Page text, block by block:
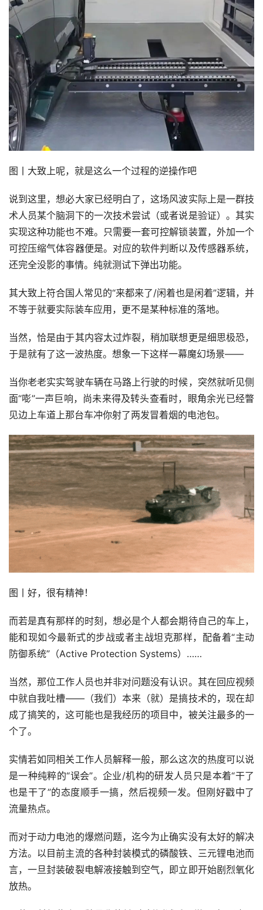
图丨大致上呢，就是这么一个过程的逆操作吧
说到这里，想必大家已经明白了，这场风波实际上是一群技
术人员某个脑洞下的一次技术尝试（或者说是验证）。其实
实现这种功能也不难。只需要一套可控解锁装置，外加一个
可控压缩气体容器便是。对应的软件判断以及传感器系统，
还完全没影的事情。纯就测试下弹出功能。
其大致上符合国人常见的“来都来了/闲着也是闲着”逻辑，并
不等于就要实际装车应用，更不是某种标准的落地。
当然，恰是由于其内容太过炸裂，稍加联想更是细思极恐，
于是就有了这一波热度。想象一下这样一幕魔幻场景——
当你老老实实驾驶车辆在马路上行驶的时候，突然就听见侧
面“嘭”一声巨响，尚未来得及转头查看时，眼角余光已经瞥
见边上车道上那台车冲你射了两发冒着烟的电池包。
图丨好，很有精神！
而若是真有那样的时刻，想必是个人都会期待自己的车上，
能和现如今最新式的步战或者主战坦克那样，配备着“主动
防御系统”（Active Protection Systems）……
当然，那位工作人员也并非对问题没有认识。其在回应视频
中就自我吐槽——（我们）本来（就）是搞技术的，现在却
成了搞笑的，这可能也是我经历的项目中，被关注最多的一
个了。
实情若如同相关工作人员解释一般，那么这次的热度可以说
是一种纯粹的“误会”。企业/机构的研发人员只是本着“干了
也是干了”的态度顺手一搞，然后视频一发。但刚好戳中了
流量热点。
而对于动力电池的爆燃问题，迄今为止确实没有太好的解决
方法。以目前主流的各种封装模式的磷酸铁、三元锂电池而
言，一旦封装破裂电解液接触到空气，即立即开始剧烈氧化
放热。